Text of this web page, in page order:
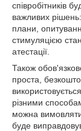
співробітників
важливих
плани,
стимуляцією
атестації.
Також
проста,
різними
можна
буде